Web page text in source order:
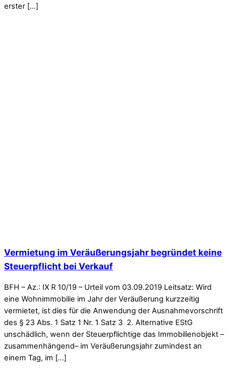
erster […]
Vermietung im Veräußerungsjahr begründet keine
Steuerpflicht bei Verkauf
BFH – Az.: IX R 10/19 – Urteil vom 03.09.2019 Leitsatz: Wird
eine Wohnimmobilie im Jahr der Veräußerung kurzzeitig
vermietet, ist dies für die Anwendung der Ausnahmevorschrift
des § 23 Abs. 1 Satz 1 Nr. 1 Satz 3 2. Alternative EStG
unschädlich, wenn der Steuerpflichtige das Immobilienobjekt –
zusammenhängend– im Veräußerungsjahr zumindest an
einem Tag, im […]